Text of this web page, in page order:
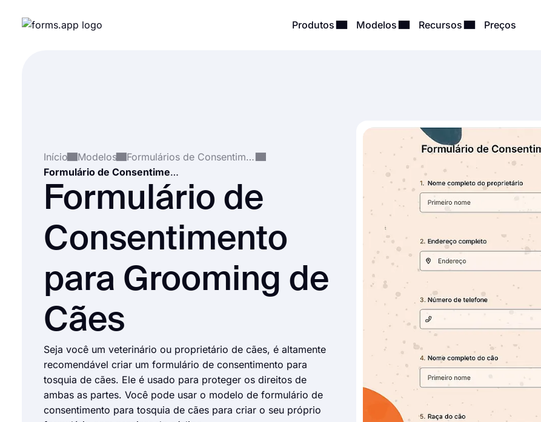
Produtos Modelos Recursos Preços
Início Modelos
Formulários de Consentimento
Formulário de Consentimento para Grooming de Cães
Formulário de
Consentimento
para Grooming de
Cães
Seja você um veterinário ou proprietário de cães, é altamente
recomendável criar um formulário de consentimento para
tosquia de cães. Ele é usado para proteger os direitos de
ambas as partes. Você pode usar o modelo de formulário de
consentimento para tosquia de cães para criar o seu próprio